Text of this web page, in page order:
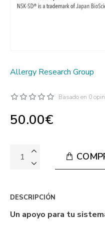
Allergy Research Group
Basado en 0
50.00€
DESCRIPCIÓN
Un apoyo para tu